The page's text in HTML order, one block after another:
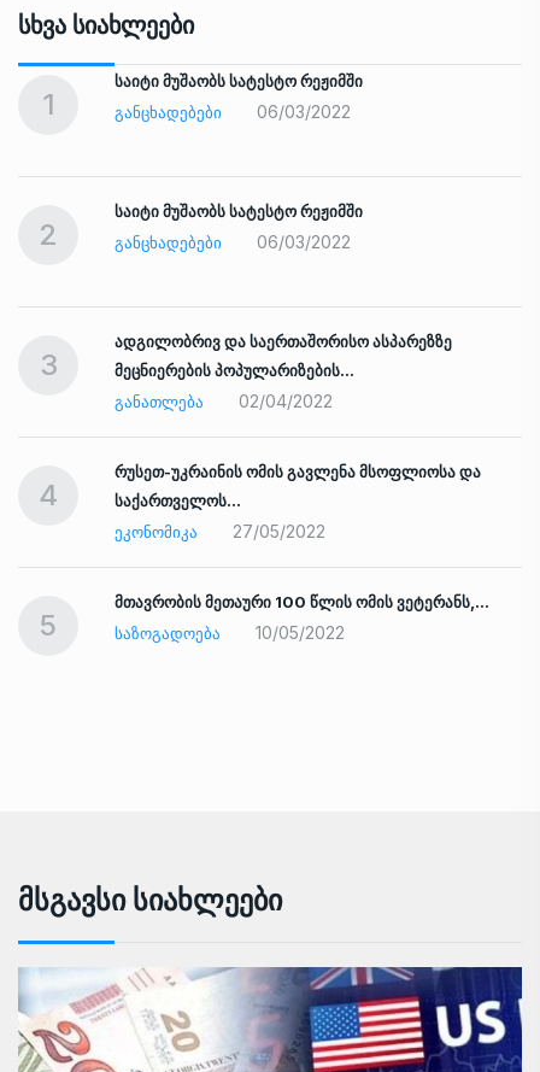
Სხვა Სიახლეები
1
საიტი მუშაობს სატესტო რეჟიმში
ᲒᲐᲜᲪᲮᲐᲓᲔᲑᲔᲑᲘ
06/03/2022
2
საიტი მუშაობს სატესტო რეჟიმში
ᲒᲐᲜᲪᲮᲐᲓᲔᲑᲔᲑᲘ
06/03/2022
3
ადგილობრივ და საერთაშორისო ასპარეზზე
მეცნიერების პოპულარიზების…
ᲒᲐᲜᲐᲗᲚᲔᲑᲐ
02/04/2022
4
რუსეთ-უკრაინის ომის გავლენა მსოფლიოსა და
საქართველოს…
ᲔᲙᲝᲜᲝᲛᲘᲙᲐ
27/05/2022
5
მთავრობის მეთაური 100 წლის ომის ვეტერანს,…
ᲡᲐᲖᲝᲒᲐᲓᲝᲔᲑᲐ
10/05/2022
Მსგავსი Სიახლეები